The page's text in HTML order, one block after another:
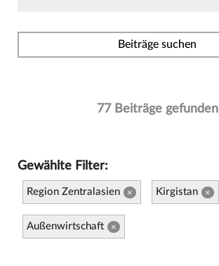
Beiträge suchen
77 Beiträge gefunden
Gewählte Filter:
Region Zentralasien × Kirgistan ×
Außenwirtschaft ×